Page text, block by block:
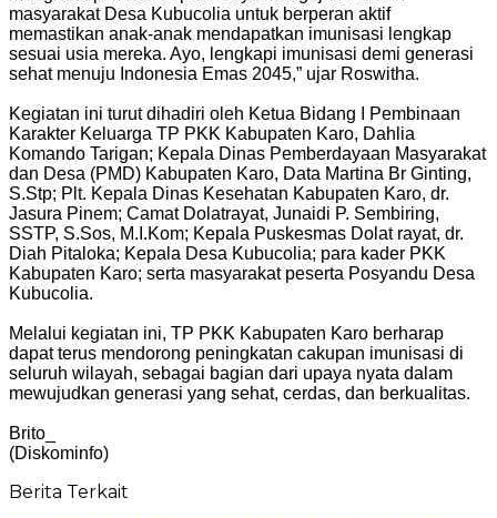
masyarakat Desa Kubucolia untuk berperan aktif
memastikan anak-anak mendapatkan imunisasi lengkap
sesuai usia mereka. Ayo, lengkapi imunisasi demi generasi
sehat menuju Indonesia Emas 2045,” ujar Roswitha.
Kegiatan ini turut dihadiri oleh Ketua Bidang I Pembinaan
Karakter Keluarga TP PKK Kabupaten Karo, Dahlia
Komando Tarigan; Kepala Dinas Pemberdayaan Masyarakat
dan Desa (PMD) Kabupaten Karo, Data Martina Br Ginting,
S.Stp; Plt. Kepala Dinas Kesehatan Kabupaten Karo, dr.
Jasura Pinem; Camat Dolatrayat, Junaidi P. Sembiring,
SSTP, S.Sos, M.I.Kom; Kepala Puskesmas Dolat rayat, dr.
Diah Pitaloka; Kepala Desa Kubucolia; para kader PKK
Kabupaten Karo; serta masyarakat peserta Posyandu Desa
Kubucolia.
Melalui kegiatan ini, TP PKK Kabupaten Karo berharap
dapat terus mendorong peningkatan cakupan imunisasi di
seluruh wilayah, sebagai bagian dari upaya nyata dalam
mewujudkan generasi yang sehat, cerdas, dan berkualitas.
Brito_
(Diskominfo)
Berita Terkait